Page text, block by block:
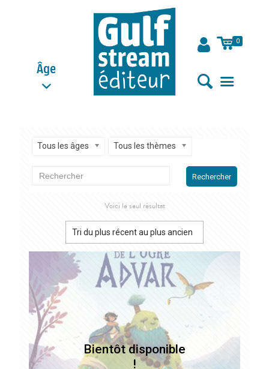
Âge
0
Tous les âges Tous les thèmes
Rechercher
Voici le seul résultat